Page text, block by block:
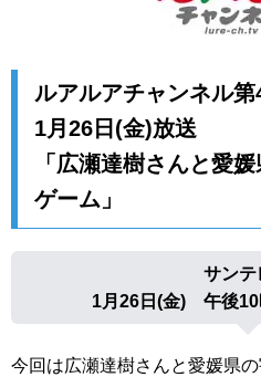
ルアルアチャンネル第
1月26日(金)放送
「広瀬達樹さんと愛
ゲーム」
サンテ
1月26日(金) 午後10
今回は広瀬達樹さんと愛媛県